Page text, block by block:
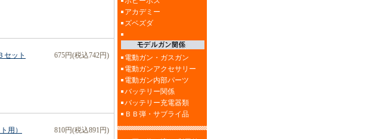
セット 675円(税込742円)
用） 810円(税込891円)
アカデミー
ズベズダ
電動ガン・ガスガン
電動ガンアクセサリー
電動ガン内部パーツ
バッテリー関係
バッテリー充電器類
ＢＢ弾・サブライ品